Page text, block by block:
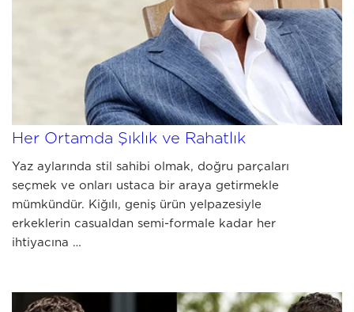
JULY 03 2026
Yazlık Erkek Kombinleri: Kiğılı ile
Her Ortamda Şıklık ve Rahatlık
Yaz aylarında stil sahibi olmak, doğru parçaları
seçmek ve onları ustaca bir araya getirmekle
mümkündür. Kiğılı, geniş ürün yelpazesiyle
erkeklerin casualdan semi-formale kadar her
ihtiyacına …